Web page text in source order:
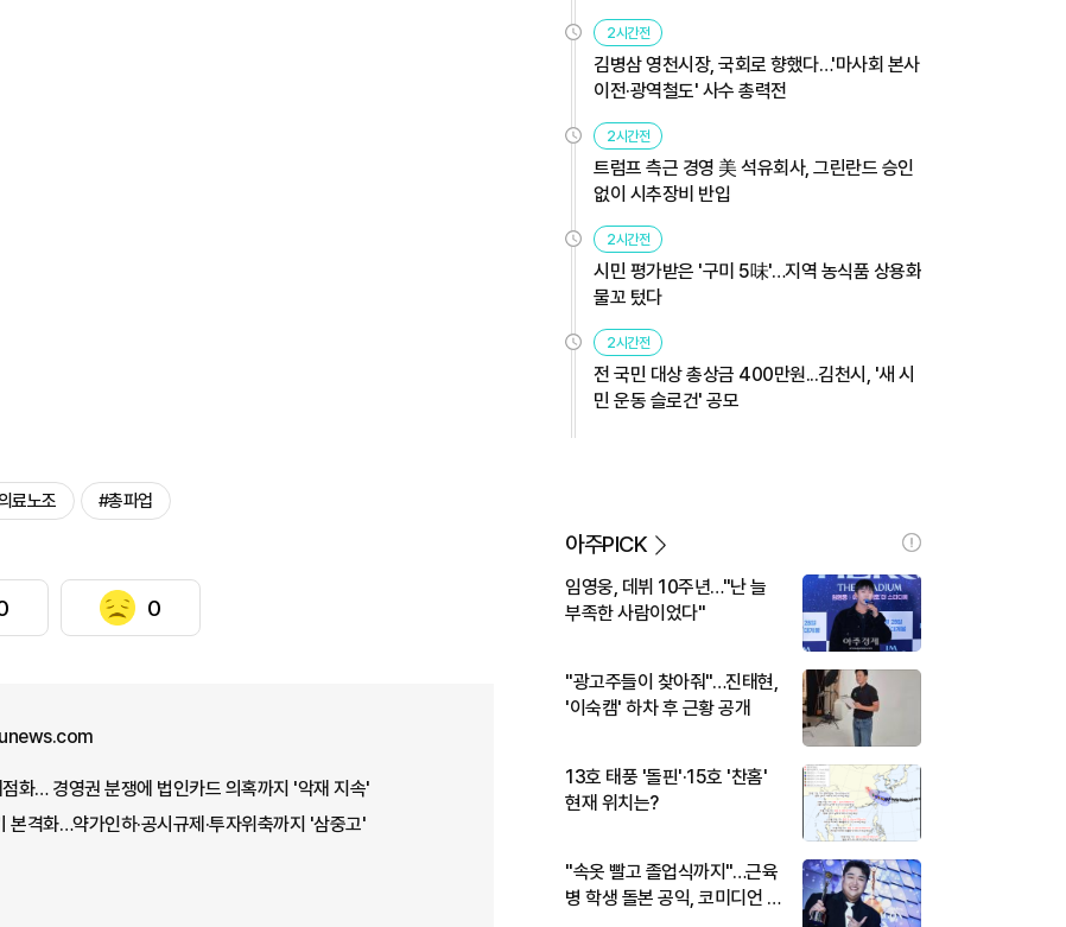
료노조 #총파업
0
화… 경영권 분쟁에 법인카드 의혹까지 '악재 지속'
본격화…약가인하·공시규제·투자위축까지 '삼중고'
었다 外
2시간전
김병삼 영천시장, 국회로 향했다…'마사회 본사
이전·광역철도' 사수 총력전
2시간전
트럼프 측근 경영 美 석유회사, 그린란드 승인
없이 시추장비 반입
2시간전
시민 평가받은 '구미 5味'…지역 농식품 상용화
물꼬 텄다
2시간전
전 국민 대상 총상금 400만원...김천시, '새 시
민 운동 슬로건' 공모
아주PICK
임영웅, 데뷔 10주년…"난 늘
부족한 사람이었다"
"광고주들이 찾아줘"…진태현,
'이숙캠' 하차 후 근황 공개
13호 태풍 '돌핀'·15호 '찬홈'
현재 위치는?
"속옷 빨고 졸업식까지"…근육
병 학생 돌본 공익, 코미디언 김